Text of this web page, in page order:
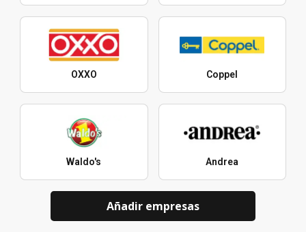
OXXO Coppel
Waldo's Andrea
Añadir empresas